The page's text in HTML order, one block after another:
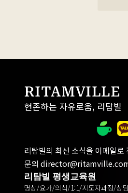
RITAMVILLE
현존하는 자유로움, 리탐빌
리탐빌의 최신 소식을 이메일로
문의
리탐빌 평생교육원
명상/요가/의식/1:1/지도자과정/상